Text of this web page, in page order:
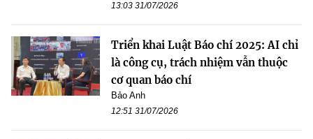
13:03 31/07/2026
Triển khai Luật Báo chí 2025: AI chỉ
là công cụ, trách nhiệm vẫn thuộc
cơ quan báo chí
Bảo Anh
12:51 31/07/2026